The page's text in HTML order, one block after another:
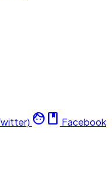
facebook Facebook